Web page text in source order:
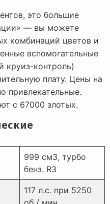
это большие
— вы можете
комбинаций цветов и
вспомогательные
круиз-контроль)
плату. Цены на
привлекательные.
с 67000 злотых.
999 см3, турбо
бенз. R3
117 л.с. при 5250